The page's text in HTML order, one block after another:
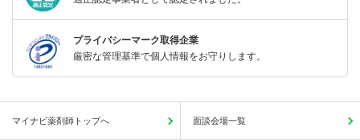
プライバシーマーク取得企業
厳密な管理基準で個人情報をお守りします。
マイナビ薬剤師トップへ 面談会場一覧